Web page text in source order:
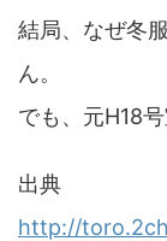
結局、なぜ冬
ん。
でも、元H18
出典
http://